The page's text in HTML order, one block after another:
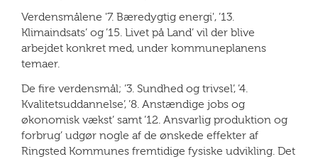
Verdensmålene '7. Bæredygtig energi', ’13.
Klimaindsats’ og ’15. Livet på Land’ vil der blive
arbejdet konkret med, under kommuneplanens
temaer.
De fire verdensmål; ’3. Sundhed og trivsel’, ’4.
Kvalitetsuddannelse’, ’8. Anstændige jobs og
økonomisk vækst’ samt ’12. Ansvarlig produktion og
forbrug’ udgør nogle af de ønskede effekter af
Ringsted Kommunes fremtidige fysiske udvikling. Det